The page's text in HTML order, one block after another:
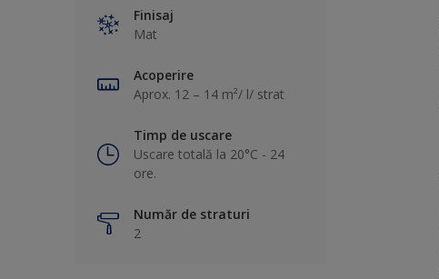
Finisaj
Mat
Acoperire
Aprox. 12 – 14 m²/ l/ strat
Timp de uscare
Uscare totală la 20°C - 24
ore.
Număr de straturi
2